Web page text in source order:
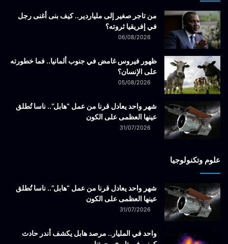
من تاجر صغير إلى ملياردير.. كيف بنى أغنى رجل
في إفريقيا ثروته؟
06/08/2026
ظهور فيروس غامض في جنوب ألمانيا.. فما خطورته
على الإنسان؟
05/08/2026
شهر واحد يعادل قرنا من عمل “هابل”.. ناسا تُطلق
عينها العظمى على الكون
31/07/2026
علوم وتكنولوجيا
شهر واحد يعادل قرنا من عمل “هابل”.. ناسا تُطلق
عينها العظمى على الكون
31/07/2026
واحد في المليار.. مرصد هابل يكشف أندر حادث